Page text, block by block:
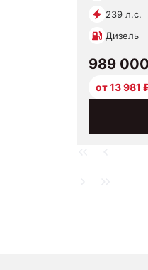
239 л.с.
Дизель
989
от 13 981